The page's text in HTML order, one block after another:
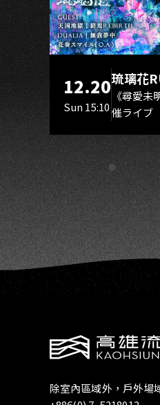
12.20
Sun 15:10
琉璃花
焉
中、花
《尋愛
催ライブ
除室內區域外，戶外場